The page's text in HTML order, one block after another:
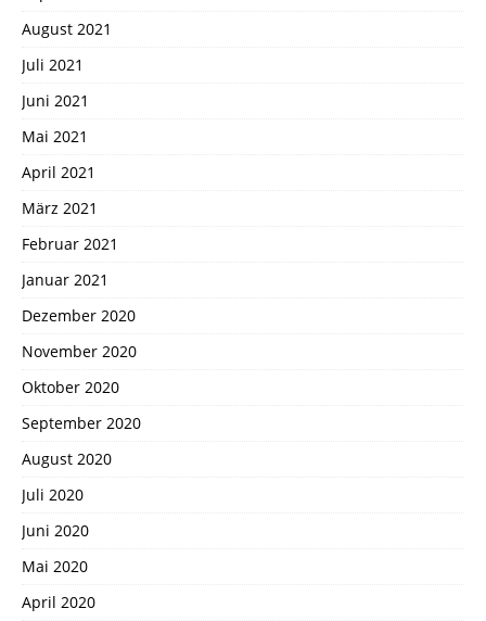
August 2021
Juli 2021
Juni 2021
Mai 2021
April 2021
März 2021
Februar 2021
Januar 2021
Dezember 2020
November 2020
Oktober 2020
September 2020
August 2020
Juli 2020
Juni 2020
Mai 2020
April 2020